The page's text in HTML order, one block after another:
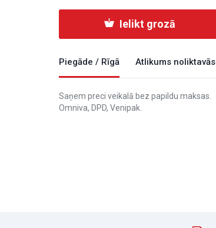
Ielikt grozā
Piegāde / Rīgā Atlikums noliktavās
Saņem preci veikalā bez papildu maksas.
Omniva, DPD, Venipak.